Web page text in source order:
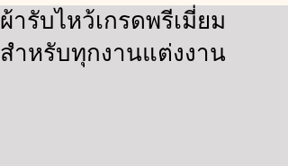
ผ้ารับไหว้เกรดพรีเมี่ยม
สำหรับทุกงานแต่งงาน